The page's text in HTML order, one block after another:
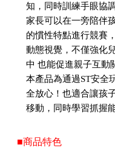
知，同時訓練手眼協
家長可以在一旁陪伴
的慣性特點進行競賽
動態視覺，不僅強化
中 也能促進親子互動
本產品為通過ST安全
全放心！也適合讓孩
移動，同時學習抓握
■商品特色